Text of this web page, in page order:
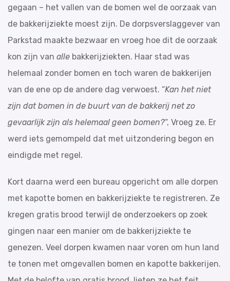
gegaan – het vallen van de bomen wel de oorzaak van
de bakkerijziekte moest zijn. De dorpsverslaggever van
Parkstad maakte bezwaar en vroeg hoe dit de oorzaak
kon zijn van alle bakkerijziekten. Haar stad was
helemaal zonder bomen en toch waren de bakkerijen
van de ene op de andere dag verwoest. “Kan het niet
zijn dat bomen in de buurt van de bakkerij net zo
gevaarlijk zijn als helemaal geen bomen?“, Vroeg ze. Er
werd iets gemompeld dat met uitzondering begon en
eindigde met regel.
Kort daarna werd een bureau opgericht om alle dorpen
met kapotte bomen en bakkerijziekte te registreren. Ze
kregen gratis brood terwijl de onderzoekers op zoek
gingen naar een manier om de bakkerijziekte te
genezen. Veel dorpen kwamen naar voren om hun land
te tonen met omgevallen bomen en kapotte bakkerijen.